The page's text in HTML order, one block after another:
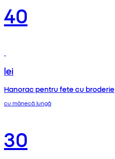
40
lei
Hanorac pentru fete cu broderie
cu mânecă lungă
30